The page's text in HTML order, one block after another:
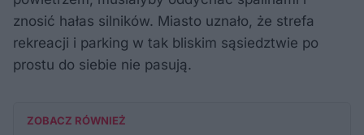
znosić hałas silników. Miasto uznało, że strefa
rekreacji i parking w tak bliskim sąsiedztwie po
prostu do siebie nie pasują.
ZOBACZ RÓWNIEŻ